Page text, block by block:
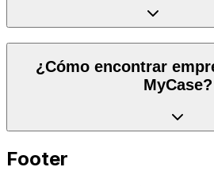
¿Cómo encontrar
MyCase?
Footer